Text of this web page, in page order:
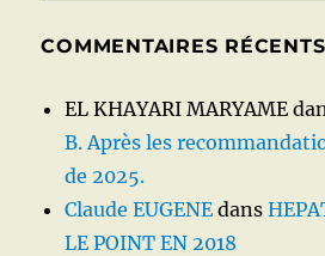
COMMENTAIRES RÉCENTS
EL KHAYARI MARYAME
B. Après les
de 2025.
Claude EUGENE dans
LE POINT EN 2018